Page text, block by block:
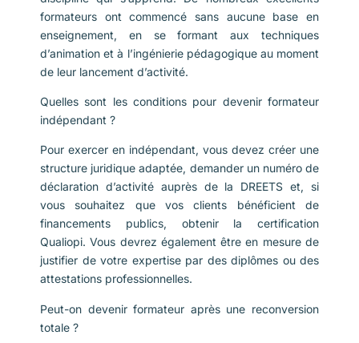
formateurs ont commencé sans aucune base en
enseignement, en se formant aux techniques
d’animation et à l’ingénierie pédagogique au moment
de leur lancement d’activité.
Quelles sont les conditions pour devenir formateur
indépendant ?
Pour exercer en indépendant, vous devez créer une
structure juridique adaptée, demander un numéro de
déclaration d’activité auprès de la DREETS et, si
vous souhaitez que vos clients bénéficient de
financements publics, obtenir la certification
Qualiopi. Vous devrez également être en mesure de
justifier de votre expertise par des diplômes ou des
attestations professionnelles.
Peut-on devenir formateur après une reconversion
totale ?